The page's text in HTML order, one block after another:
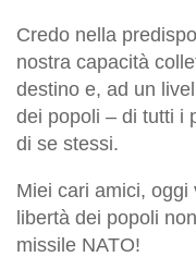
Credo nella
nostra capacità
destino e, ad un
dei popoli – di tutti i
di se stessi.
Miei cari amici,
libertà dei popoli
missile NATO!